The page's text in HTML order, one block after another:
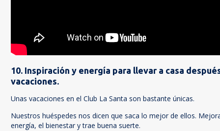
10. Inspiración y energía para llevar a casa
vacaciones.
Unas vacaciones en el Club La Santa son bastante únicas.
Nuestros huéspedes nos dicen que saca lo mejor de ellos.
energía, el bienestar y trae buena suerte.